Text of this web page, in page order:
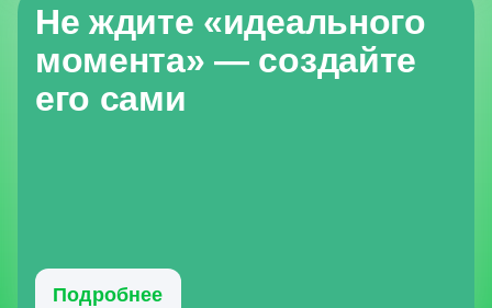
Не ждите «идеального
момента» — создайте
его сами
Подробнее